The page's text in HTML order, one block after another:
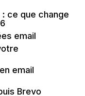
ce que change
email
email
Brevo